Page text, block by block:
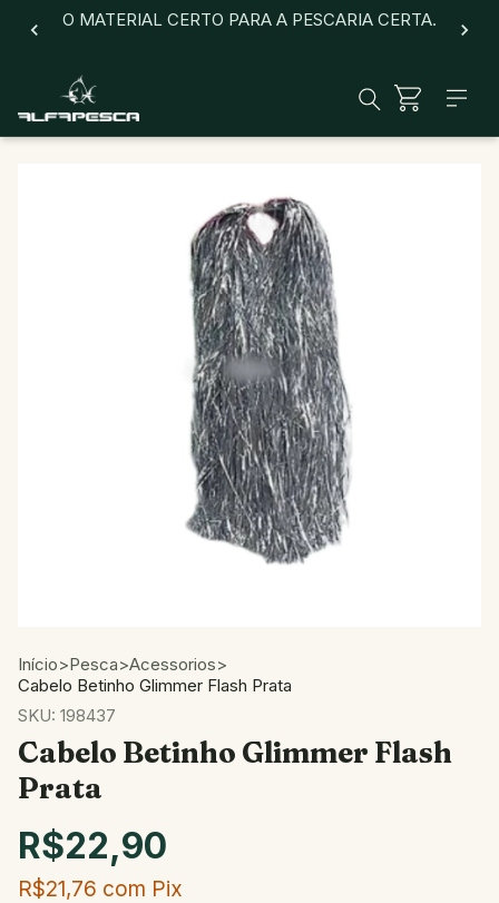
O MATERIAL CERTO PARA A PESCARIA CERTA.
Início>Pesca>Acessorios>
Cabelo Betinho Glimmer Flash Prata
SKU: 198437
Cabelo Betinho Glimmer Flash
Prata
R$22,90
R$21,76 com Pix